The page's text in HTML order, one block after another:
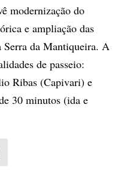
modernização do
e ampliação das
Serra da Mantiqueira. A
de passeio:
Ribas (Capivari) e
30 minutos (ida e